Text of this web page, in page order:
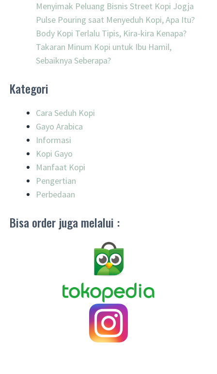
Menyimak Peluang Bisnis Street Kopi Jogja
Pulse Pouring saat Menyeduh Kopi, Apa Itu?
Body Kopi Terlalu Tipis, Kira-kira Kenapa?
Takaran Minum Kopi untuk Ibu Hamil,
Sebaiknya Seberapa?
Kategori
Cara Seduh Kopi
Gayo Arabica
Informasi
Kopi Gayo
Manfaat Kopi
Pengertian
Perbedaan
Bisa order juga melalui :